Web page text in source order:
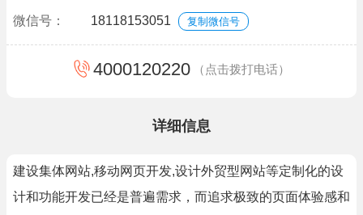
微信号： 18118153051 复制微信号
4000120220 （点击拨打电话）
详细信息
建设集体网站,移动网页开发,设计外贸型网站等定制化的设
计和功能开发已经是普遍需求，而追求极致的页面体验感和